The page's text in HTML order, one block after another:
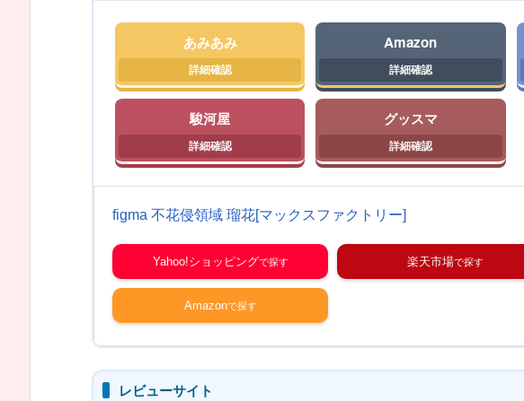
あみあみ Amazon
駿河屋 グッスマ
figma 不花侵領域 瑠花[マックスファクトリー]
Yahoo!ショッピング 楽天市場
Amazon
レビューサイト